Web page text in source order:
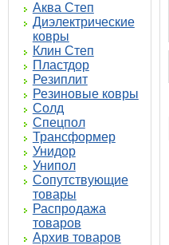
Аква Степ
Диэлектрические
ковры
Клин Степ
Пластдор
Резиплит
Резиновые ковры
Солд
Спецпол
Трансформер
Унидор
Унипол
Сопутствующие
товары
Распродажа
товаров
Архив товаров